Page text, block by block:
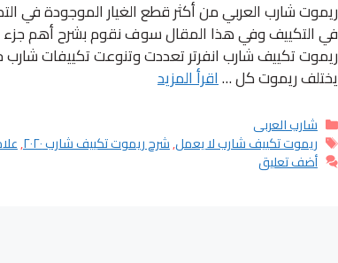
ريموت شارب العربي من أكثر قطع الغيار الموجودة في
في التكييف وفي هذا المقال سوف نقوم بشرح أهم
ريموت تكييف شارب انفرتر تعددت وتنوعت تكييفات
يختلف ريموت كل …اقرأ المزيد
التصنيفات
شارب العربى
الوسوم
ريموت تكييف شارب لا يعمل,شرح ريموت تكييف شارب ٢٠٢٠ ,
أضف تعليق